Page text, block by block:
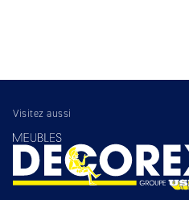
Visitez aussi